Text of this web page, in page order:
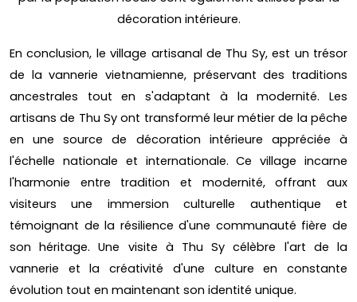
décoration intérieure.
En conclusion, le village artisanal de Thu Sy, est un trésor
de la vannerie vietnamienne, préservant des traditions
ancestrales tout en s'adaptant à la modernité. Les
artisans de Thu Sy ont transformé leur métier de la pêche
en une source de décoration intérieure appréciée à
l'échelle nationale et internationale. Ce village incarne
l'harmonie entre tradition et modernité, offrant aux
visiteurs une immersion culturelle authentique et
témoignant de la résilience d'une communauté fière de
son héritage. Une visite à Thu Sy célèbre l'art de la
vannerie et la créativité d'une culture en constante
évolution tout en maintenant son identité unique.